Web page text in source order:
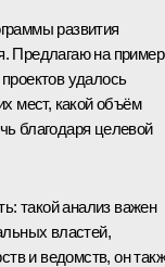
развития
Предлагаю на
удалось
мест, какой объём
благодаря целевой
такой анализ важен
властей,
и ведомств, он